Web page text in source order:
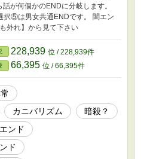
が何個かのENDに分岐します。
択⑤は男女共通ENDです。 闇エン
外れ】から見て下さい
228,939 位 / 228,939件
66,395 位 / 66,395件
カニバリズム
暗殺？
ンド
ド